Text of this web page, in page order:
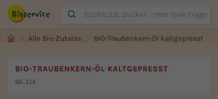
Suche
Alle Bio-Zutaten BIO-Traubenkern-Öl kaltgepresst
BIO-TRAUBENKERN-ÖL KALTGEPRESST
80.114